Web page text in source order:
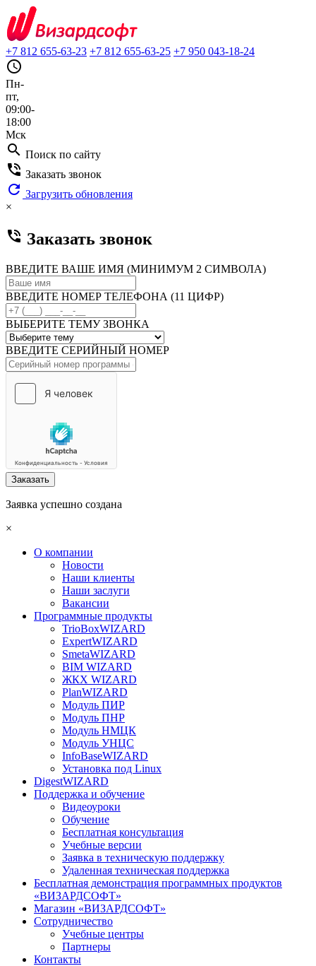
+7 812 655-63-23 +7 812 655-63-25 +7 950 043-18-24
query_builder
Пн-
пт,
09:00-
18:00
Мск
search Поиск по сайту
phone_in_talk Заказать звонок
refresh Загрузить обновления
×
phone_in_talk Заказать звонок
ВВЕДИТЕ ВАШЕ ИМЯ (МИНИМУМ 2 СИМВОЛА)
ВВЕДИТЕ НОМЕР ТЕЛЕФОНА (11 ЦИФР)
ВЫБЕРИТЕ ТЕМУ ЗВОНКА
ВВЕДИТЕ СЕРИЙНЫЙ НОМЕР
Заказать
Заявка успешно создана
×
О компании
Новости
Наши клиенты
Наши заслуги
Вакансии
Программные продукты
TrioBoxWIZARD
ExpertWIZARD
SmetaWIZARD
BIM WIZARD
ЖКХ WIZARD
PlanWIZARD
Модуль ПИР
Модуль ПНР
Модуль НМЦК
Модуль УНЦС
InfoBaseWIZARD
Установка под Linux
DigestWIZARD
Поддержка и обучение
Видеоуроки
Обучение
Бесплатная консультация
Учебные версии
Заявка в техническую поддержку
Удаленная техническая поддержка
Бесплатная демонстрация программных продуктов
«ВИЗАРДСОФТ»
Магазин «ВИЗАРДСОФТ»
Сотрудничество
Учебные центры
Партнеры
Контакты